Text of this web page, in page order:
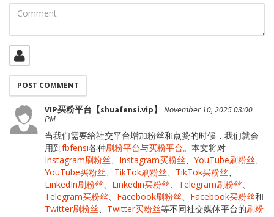
Comment
VIP买粉平台【shuafensi.vip】 November 10, 2025 03:00
PM
当我们需要给社交平台增加粉丝和点赞的时候，我们就会
用到fbfensi各种刷粉平台与买粉平台。本文将对
Instagram刷粉丝、 Instagram买粉丝、 YouTube刷粉丝、
YouTube买粉丝、 TikTok刷粉丝、 TikTok买粉丝、
LinkedIn刷粉丝、 Linkedin买粉丝、 Telegram刷粉丝、
Telegram买粉丝、 Facebook刷粉丝、 Facebook买粉丝和
Twitter刷粉丝、 Twitter买粉丝等不同社交媒体平台的刷粉